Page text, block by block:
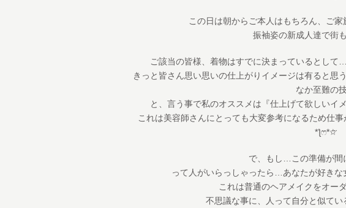
この日は朝からご本人はもちろん、ご
振袖姿の新成人達で街
ご該当の皆様、着物はすでに決まっているとして
きっと皆さん思い思いの仕上がりイメージは有ると思
なか至難の技
と、言う事で私のオススメは『仕上げて欲しいイ
これは美容師さんにとっても大変参考になるため仕
*ƪෆ*✩⃛
で、もし…この準備が間
って人がいらっしゃったら…あなたが好きな
これは普通のヘアメイクをオー
不思議な事に、人って自分と似てい